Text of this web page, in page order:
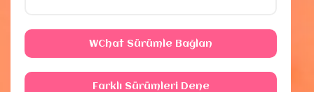
WChat Sürümle Bağlan
Farklı Sürümleri Dene